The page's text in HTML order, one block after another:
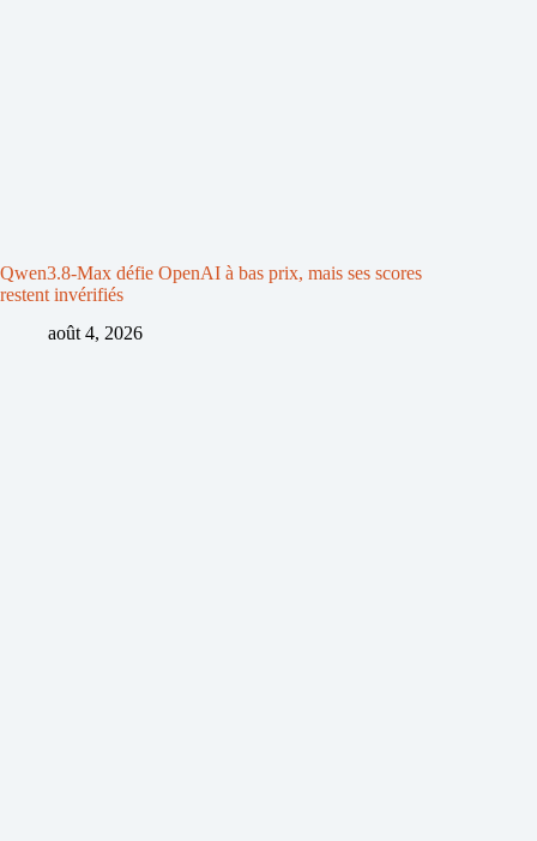
Qwen3.8-Max défie OpenAI à bas prix, mais ses scores
restent invérifiés
août 4, 2026